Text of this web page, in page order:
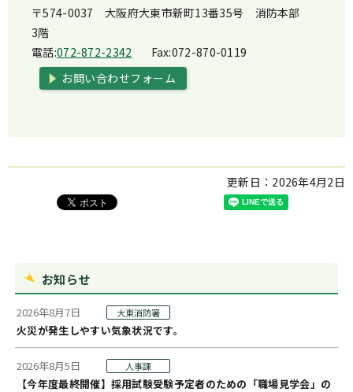
電話:072-872-2342 Fax:072-870-0119
〒574-0037 大阪府大東市新町13番35号 消防本部
3階
お問い合わせフォーム
更新日： 2026年4月2日
お知らせ
2026年8月7日 大東消防署
火災が発生しやすい気象状況です。
2026年8月5日 人事課
【今年度最終開催】採用試験受験予定者のための「職場見学会」の